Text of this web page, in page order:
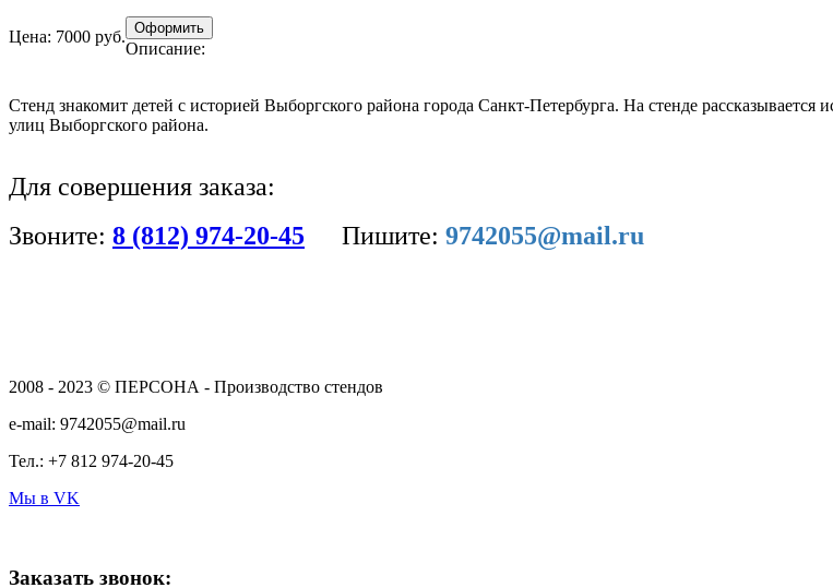
Цена: 7000 руб.
Описание:
Стенд знакомит детей с историей Выборгского района города Санкт-Петербурга. На стенде
улиц Выборгского района.
Для совершения заказа:
Звоните: 8 (812) 974-20-45 Пишите: 9742055@mail.ru
2008 - 2023 © ПЕРСОНА - Производство стендов
e-mail: 9742055@mail.ru
Тел.: +7 812 974-20-45
Мы в VK
Заказать звонок: